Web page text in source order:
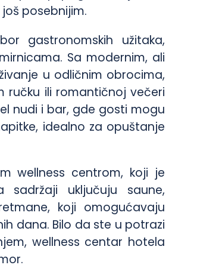
posebnijim.
gastronomskih užitaka,
Sa modernim, ali
u odličnim obrocima,
ili romantičnoj večeri
nudi i bar, gde gosti mogu
idealno za opuštanje
wellness centrom, koji je
uključuju saune,
koji omogućavaju
dana. Bilo da ste u potrazi
wellness centar hotela